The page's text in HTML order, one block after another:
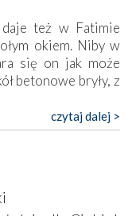
daje też w Fatimie
okiem. Niby w
się on jak może
betonowe bryły, z
z żywą,
szare bunkry albo
bardziej
o ustawionym
na którym
postać jakby
czytaj dalej >